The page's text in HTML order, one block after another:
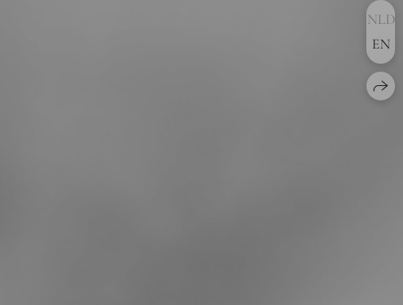
NLD
EN